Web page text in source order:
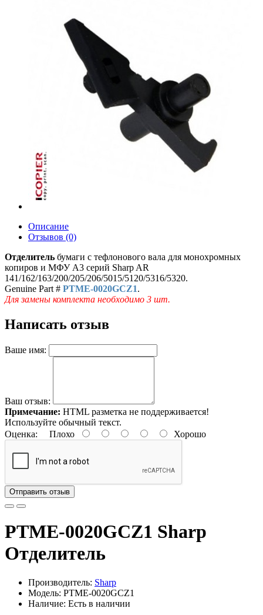
Описание
Отзывов (0)
Отделитель бумаги с тефлонового вала для монохромных
копиров и МФУ A3 серий Sharp AR
141/162/163/200/205/206/5015/5120/5316/5320.
Genuine Part # PTME-0020GCZ1.
Для замены комплекта необходимо 3 шт.
Написать отзыв
Ваше имя:
Ваш отзыв:
Примечание: HTML разметка не поддерживается!
Используйте обычный текст.
Оценка: Плохо Хорошо
Отправить отзыв
PTME-0020GCZ1 Sharp
Отделитель
Производитель: Sharp
Модель: PTME-0020GCZ1
Наличие: Есть в наличии